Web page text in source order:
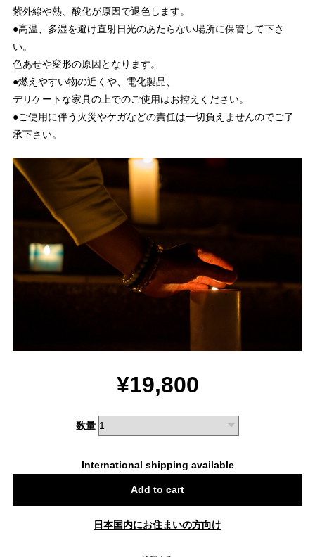
紫外線や熱、酸化が原因で退色します。
●高温、多湿を避け直射日光のあたらない場所に保管して下さ
い。
色あせや変形の原因となります。
●燃えやすい物の近くや、電化製品、
デリケートな家具の上でのご使用はお控えください。
●ご使用に伴う火災やケガなどの責任は一切負えませんのでご了
承下さい。
¥19,800
数量
International shipping available
Add to cart
日本国内にお住まいの方向け